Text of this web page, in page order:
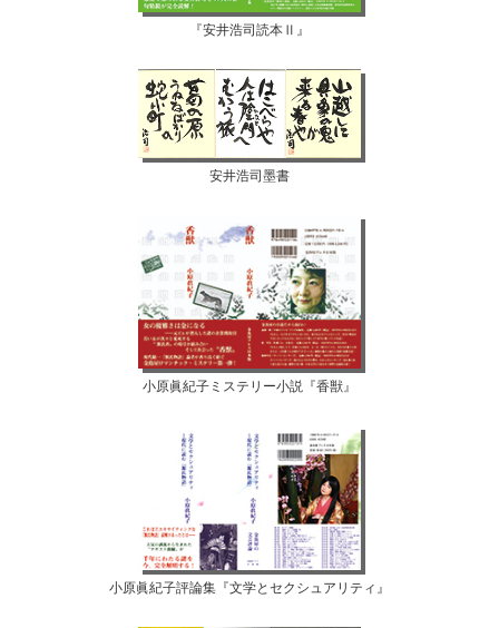
『安井浩司読本Ⅱ』
安井浩司墨書
小原眞紀子ミステリー小説『香獣』
小原眞紀子評論集『文学とセクシュアリティ』